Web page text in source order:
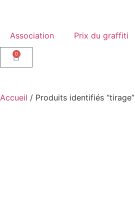
Association Prix du graffiti
0
Accueil / Produits identifiés “tirage”